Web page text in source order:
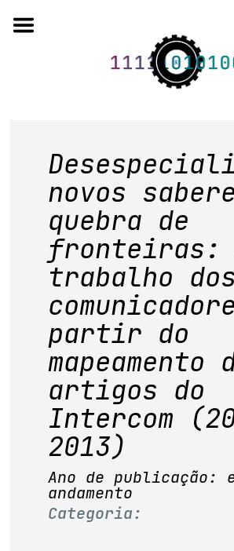
to
quem somos
artigos em
anais de eventos
capítulos de livros
editorial
base de dados
publicações na mídia
novos
quebra de
fronteiras:
trabalho dos
partir do
mapeamento
artigos do
Intercom
2013)
Ano de publicação:
andamento
Categoria: